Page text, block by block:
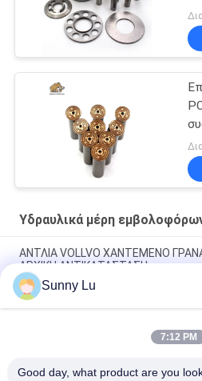
Υδραυλικά μέρη
ΑΝΤΛΙΑ VOLLVO ΧΑΝΤΕΜΕΝΟ
ΑΡΧΙΚΗ ΑΝΤΙΚΑΤΑΣΤΑΣΗ
ΑΝΤΛΙΑ VOLLVO ΧΑΝΤΕΜΕΝΟ
ΑΡΧΙΚΗ ΑΝΤΙΚΑΤΑΣΤΑΣΗ
ΒΟΛΛΒΟ ΠΑΡΑΓΜΑΤΙΚΗ
Sunny Lu
7:12 PM
Good day, what product are you